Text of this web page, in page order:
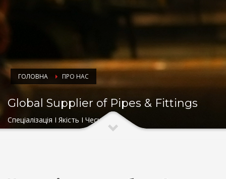
ГОЛОВНА ПРО НАС
Global Supplier of Pipes & Fittings
Спеціалізація I Якість I Чесність